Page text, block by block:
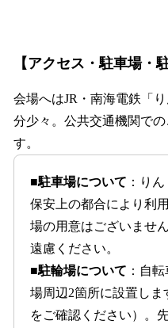
【アクセス・駐車場・
会場へはJR・南海電鉄「
分少々。公共交通機関で
す。
■駐車場について ：り
保安上の都合により利
場の用意はございませ
遠慮ください。
■駐輪場について ：自
場周辺2箇所に設置しま
をご確認ください）。